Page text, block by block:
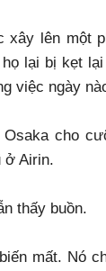
lên một
lại bị kẹt
việc ngày
cho
ở Airin.
thấy buồn.
mất. Nó